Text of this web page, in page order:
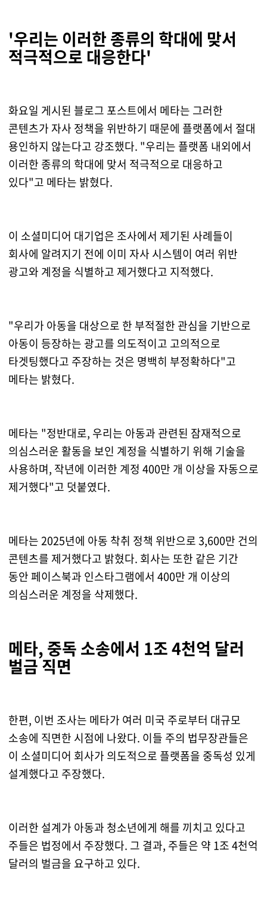
'우리는 이러한 종류의 학대에 맞서
적극적으로 대응한다'
화요일 게시된 블로그 포스트에서 메타는 그러한
콘텐츠가 자사 정책을 위반하기 때문에 플랫폼에서 절대
용인하지 않는다고 강조했다. "우리는 플랫폼 내외에서
이러한 종류의 학대에 맞서 적극적으로 대응하고
있다"고 메타는 밝혔다.
이 소셜미디어 대기업은 조사에서 제기된 사례들이
회사에 알려지기 전에 이미 자사 시스템이 여러 위반
광고와 계정을 식별하고 제거했다고 지적했다.
"우리가 아동을 대상으로 한 부적절한 관심을 기반으로
아동이 등장하는 광고를 의도적이고 고의적으로
타겟팅했다고 주장하는 것은 명백히 부정확하다"고
메타는 밝혔다.
메타는 "정반대로, 우리는 아동과 관련된 잠재적으로
의심스러운 활동을 보인 계정을 식별하기 위해 기술을
사용하며, 작년에 이러한 계정 400만 개 이상을 자동으로
제거했다"고 덧붙였다.
메타는 2025년에 아동 착취 정책 위반으로 3,600만 건의
콘텐츠를 제거했다고 밝혔다. 회사는 또한 같은 기간
동안 페이스북과 인스타그램에서 400만 개 이상의
의심스러운 계정을 삭제했다.
메타, 중독 소송에서 1조 4천억 달러
벌금 직면
한편, 이번 조사는 메타가 여러 미국 주로부터 대규모
소송에 직면한 시점에 나왔다. 이들 주의 법무장관들은
이 소셜미디어 회사가 의도적으로 플랫폼을 중독성 있게
설계했다고 주장했다.
이러한 설계가 아동과 청소년에게 해를 끼치고 있다고
주들은 법정에서 주장했다. 그 결과, 주들은 약 1조 4천억
달러의 벌금을 요구하고 있다.